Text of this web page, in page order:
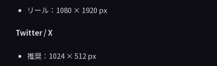
リール：1080 × 1920 px
Twitter / X
推奨：1024 × 512 px